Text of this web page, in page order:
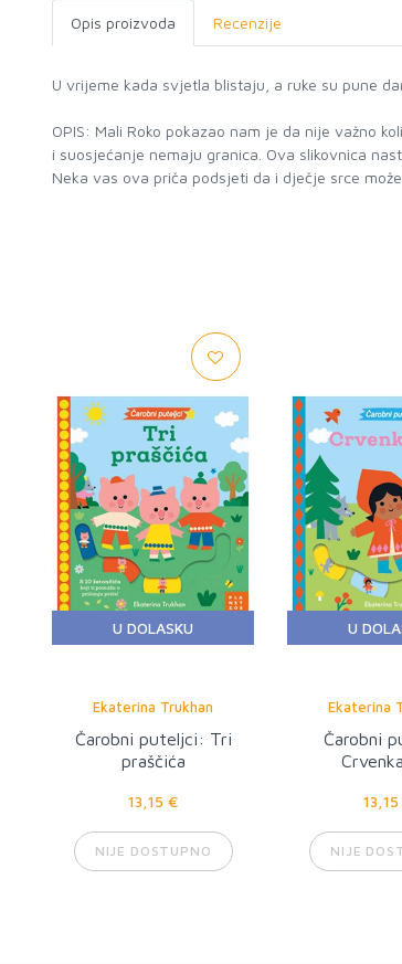
Opis proizvoda Recenzije
U vrijeme kada svjetla blistaju, a ruke su pune
OPIS: Mali Roko pokazao nam je da nije važno
i suosjećanje nemaju granica. Ova slikovnica
Neka vas ova priča podsjeti da i dječje srce
U DOLASKU
Ekaterina Trukhan
Čarobni puteljci: Tri
praščića
13,15 €
NIJE DOSTUPNO
U
Ekaterina
Čarobni
NIJE